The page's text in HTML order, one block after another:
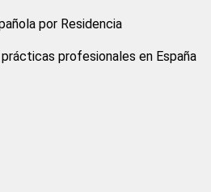
por Residencia
profesionales en España